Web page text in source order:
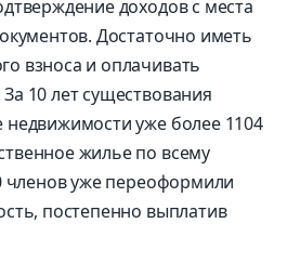
доходов с места
Достаточно иметь
взноса и оплачивать
10 лет существования
недвижимости уже более 1104
жилье по всему
членов уже переоформили
постепенно выплатив